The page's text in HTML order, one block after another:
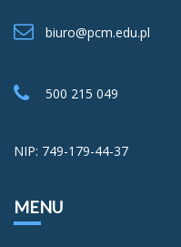
biuro@pcm.edu.pl
500 215 049
NIP: 749-179-44-37
MENU